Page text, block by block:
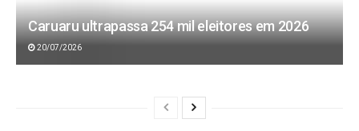
Caruaru ultrapassa 254 mil eleitores em 2026
20/07/2026